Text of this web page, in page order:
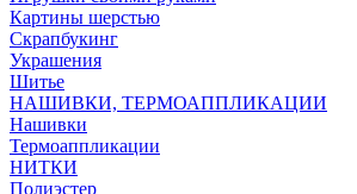
Картины шерстью
Скрапбукинг
Украшения
Шитье
НАШИВКИ, ТЕРМОАППЛИКАЦИИ
Нашивки
Термоаппликации
НИТКИ
Полиэстер